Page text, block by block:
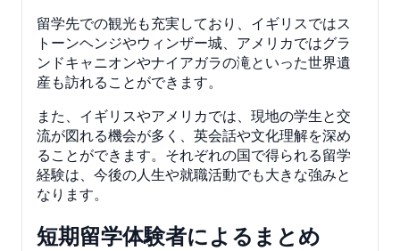
留学先での観光も充実しており、イギリスではス
トーンヘンジやウィンザー城、アメリカではグラ
ンドキャニオンやナイアガラの滝といった世界遺
産も訪れることができます。
また、イギリスやアメリカでは、現地の学生と交
流が図れる機会が多く、英会話や文化理解を深め
ることができます。それぞれの国で得られる留学
経験は、今後の人生や就職活動でも大きな強みと
なります。
短期留学体験者によるまとめ